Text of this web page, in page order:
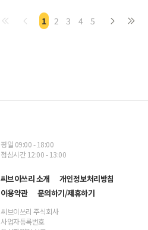
1 2 3 4 5
평일 09:00 - 18:00
점심시간 12:00 - 13:00
씨브이쓰리 소개
개인정보처리방침
이용약관
문의하기/제휴하기
씨브이쓰리 주식회사
사업자등록번호